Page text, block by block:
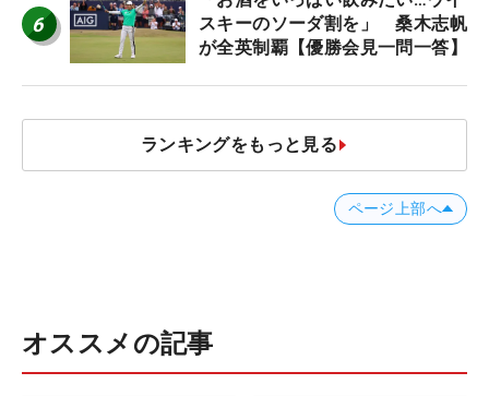
6
スキーのソーダ割を」 桑木志帆
が全英制覇【優勝会見一問一答】
ランキングをもっと見る
ページ上部へ
オススメの記事